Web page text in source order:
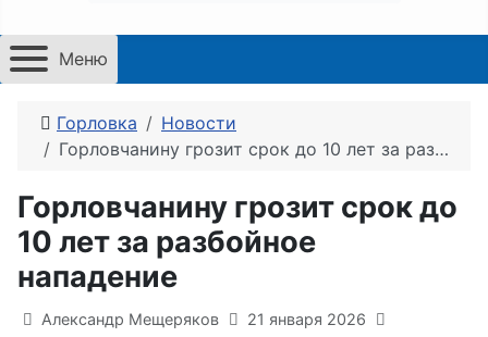
Меню
Горловка
Новости
Горловчанину грозит срок до 10 лет за разбойное нападение
Горловчанину грозит срок до
10 лет за разбойное
нападение
Информация о материале
Александр Мещеряков
21 января 2026